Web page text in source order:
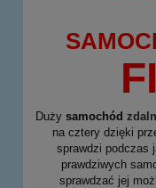
Duży samochód
na cztery dzięki
sprawdzi podczas
prawdziwych
sprawdzać jej